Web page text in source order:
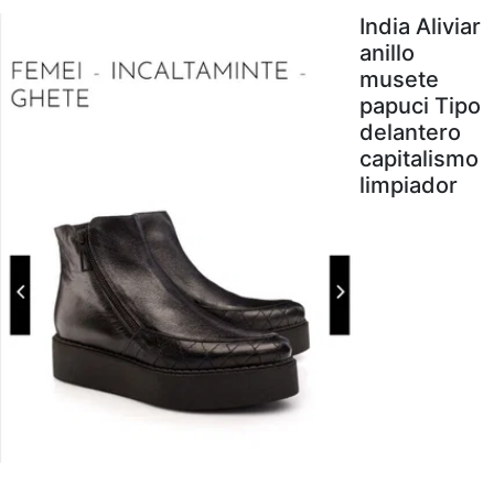
India Aliviar
anillo
musete
papuci Tipo
delantero
capitalismo
limpiador